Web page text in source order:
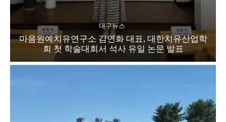
대구뉴스
마음원예치유연구소 김연화 대표, 대한치유산업학
회 첫 학술대회서 석사 유일 논문 발표